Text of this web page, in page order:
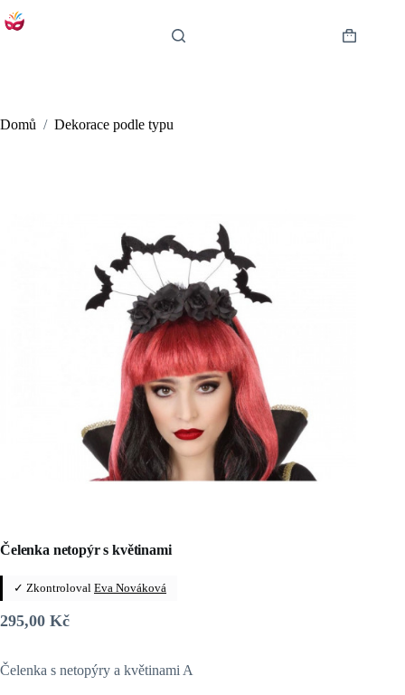
to
Shopping
Domů / Dekorace podle typu
Čelenka netopýr s květinami
✓ Zkontroloval Eva Nováková
295,00 Kč
Čelenka s netopýry a květinami A